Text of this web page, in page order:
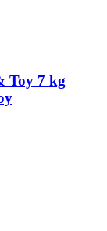
Toy 7 kg